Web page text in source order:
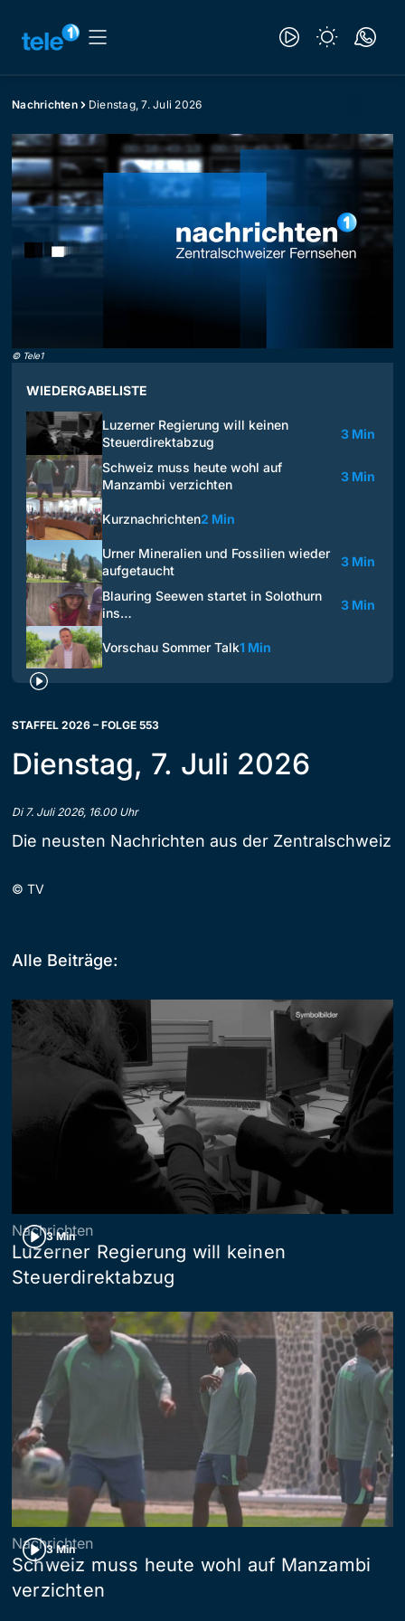
Nachrichten Dienstag, 7. Juli 2026
© Tele1
WIEDERGABELISTE
Luzerner Regierung will keinen
Steuerdirektabzug
3 Min
Schweiz muss heute wohl auf
Manzambi verzichten
3 Min
Kurznachrichten2 Min
Urner Mineralien und Fossilien wieder
aufgetaucht
3 Min
Blauring Seewen startet in Solothurn
ins…
3 Min
Vorschau Sommer Talk1 Min
STAFFEL 2026 – FOLGE 553
Dienstag, 7. Juli 2026
Di 7. Juli 2026, 16.00 Uhr
Die neusten Nachrichten aus der Zentralschweiz
© TV
Alle Beiträge:
3 Min
Nachrichten
Luzerner Regierung will keinen
Steuerdirektabzug
3 Min
Nachrichten
Schweiz muss heute wohl auf Manzambi
verzichten